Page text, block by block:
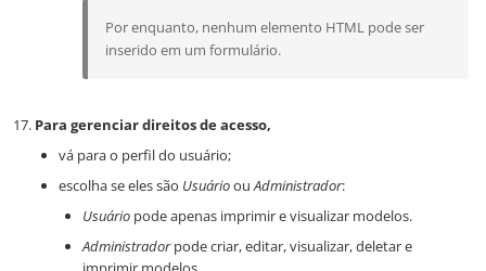
Por enquanto, nenhum elemento HTML pode ser
inserido em um formulário.
Para gerenciar direitos de acesso,
vá para o perfil do usuário;
escolha se eles são UsuárioouAdministrador:
Usuário pode apenas imprimir e visualizar modelos.
Administradorpode criar, editar, visualizar, deletar e